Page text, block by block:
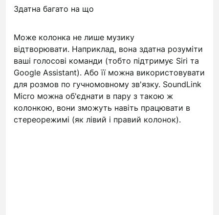
Здатна багато на що
Може колонка не лише музику
відтворювати. Наприклад, вона здатна розуміти
ваші голосові команди (тобто підтримує Siri та
Google Assistant). Або її можна використовувати
для розмов по гучномовному зв'язку. SoundLink
Micro можна об'єднати в пару з такою ж
колонкою, вони зможуть навіть працювати в
стереорежимі (як лівий і правий колонок).